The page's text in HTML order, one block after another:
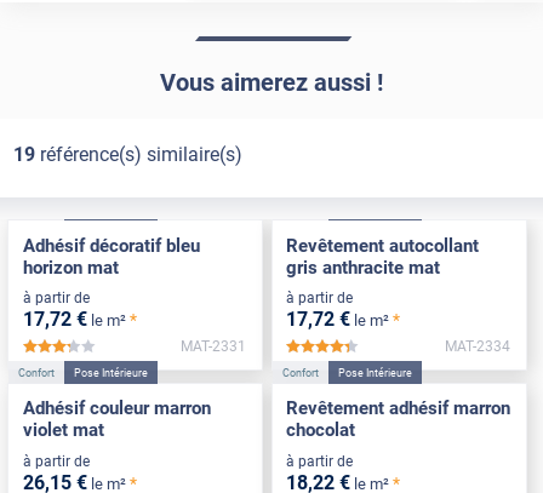
Vous aimerez aussi !
19référence(s) similaire(s)
Adhésif décoratif bleu
horizon mat
à partir de
17,72 € le m² *
*****
MAT-2331
Revêtement autocollant
gris anthracite mat
à partir de
17,72 € le m² *
*****
MAT-2334
Confort Pose Intérieure
Adhésif couleur marron
violet mat
à partir de
26,15 € le m² *
Confort Pose Intérieure
Revêtement adhésif marron
chocolat
à partir de
18,22 € le m² *